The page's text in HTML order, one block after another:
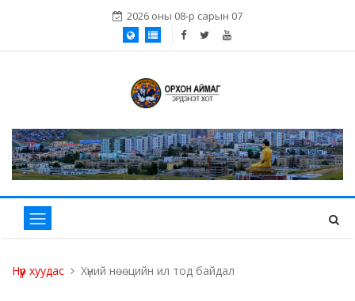
2026 оны 08-р сарын 07
Нүүр хуудас Хүний нөөцийн ил тод байдал